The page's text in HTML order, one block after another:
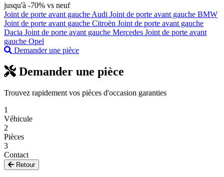
jusqu'à -70% vs neuf
Joint de porte avant gauche Audi Joint de porte avant gauche BMW
Joint de porte avant gauche Citroën Joint de porte avant gauche
Dacia Joint de porte avant gauche Mercedes Joint de porte avant
gauche Opel
Demander une pièce
Demander une pièce
Trouvez rapidement vos pièces d'occasion garanties
1
Véhicule
2
Pièces
3
Contact
Retour